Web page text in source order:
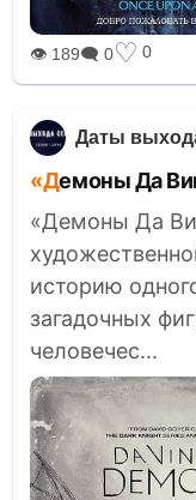
👁 189🗨 0♡ 0
Даты
«Демоны Да
«Демоны Да
историю
загадочных
человечес...